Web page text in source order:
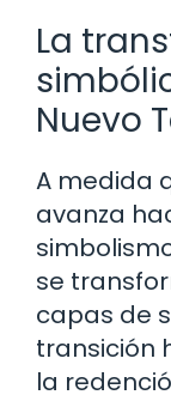
La
Nuevo
A medida
avanza
se
capas de
transición
la